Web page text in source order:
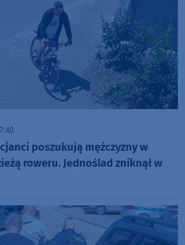
poszukują mężczyzny w
roweru. Jednoślad zniknął w